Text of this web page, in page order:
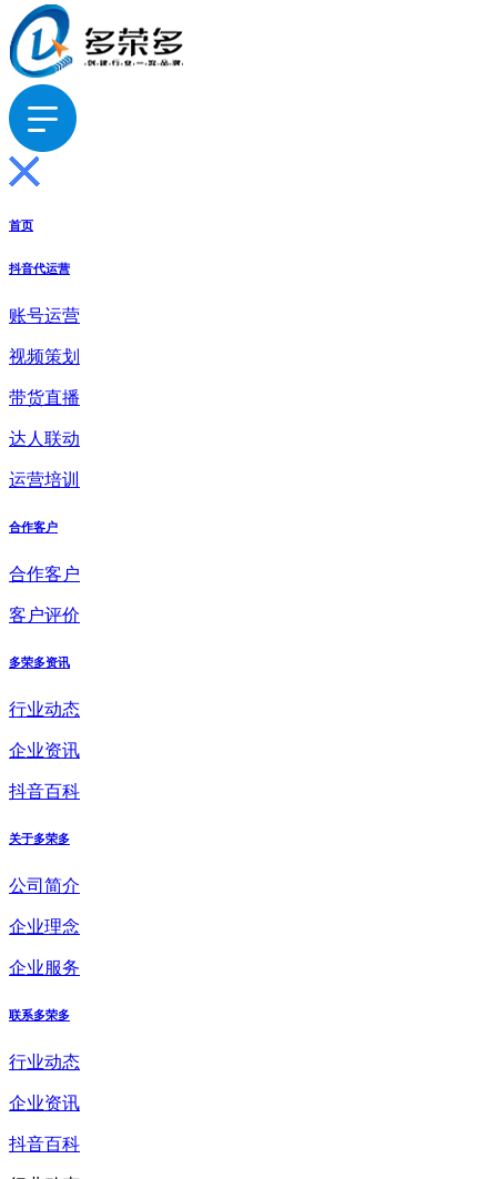
首页
抖音代运营
账号运营
视频策划
带货直播
达人联动
运营培训
合作客户
合作客户
客户评价
多荣多资讯
行业动态
企业资讯
抖音百科
关于多荣多
公司简介
企业理念
企业服务
联系多荣多
行业动态
企业资讯
抖音百科